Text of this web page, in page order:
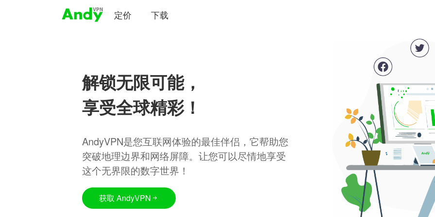
定价 下载
解锁无限可能，
享受全球精彩！
AndyVPN是您互联网体验的最佳伴侣，它帮助您
突破地理边界和网络屏障。让您可以尽情地享受
这个无界限的数字世界！
获取 AndyVPN